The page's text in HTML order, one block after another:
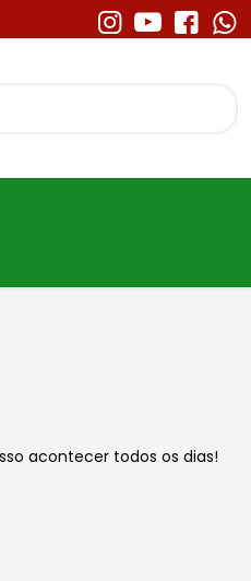
acontecer todos os dias!